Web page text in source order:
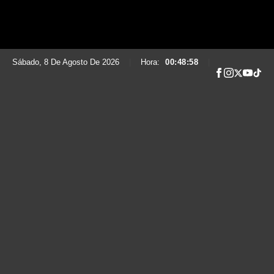
Sábado, 8 De Agosto De 2026 Hora: 00:48:59